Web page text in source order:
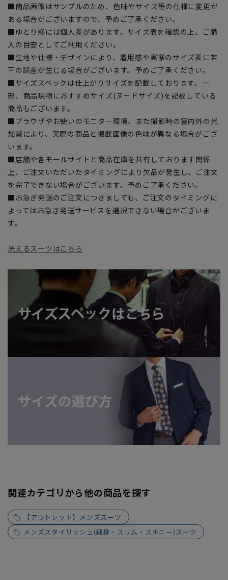
■商品画像はサンプルのため、色味やサイズ等の仕様に変更が
ある場合がございますので、予めご了承ください。
■ゆとり感には個人差があります。サイズ表を確認の上、ご購
入の目安としてご利用ください。
■生地や仕様・デザインにより、着用感や実際のサイズ表に若
干の誤差が生じる場合がございます。予めご了承ください。
■サイズスペックは仕上がりサイズを記載しております。一
部、商品現物におすすめサイズ(ヌードサイズ)を記載している
商品もございます。
■ブラウザやお使いのモニター環境、また撮影時の室内外の光
加減により、実際の商品と掲載画像の色味が異なる場合がござ
います。
■店舗や各モールサイトと商品在庫を共有しております関係
上、ご注文いただいたタイミングにより欠品が発生し、ご注文
を完了できない場合がございます。予めご了承ください。
■お急ぎ発送のご注文につきましても、ご注文のタイミングに
よってはお急ぎ発送サービスを選択できない場合がございま
す。
洗えるスーツはこちら
関連カテゴリから他の商品を探す
【アウトレット】メンズスーツ
メンズスタイリッシュ(細身・スリム・スキニー)スーツ